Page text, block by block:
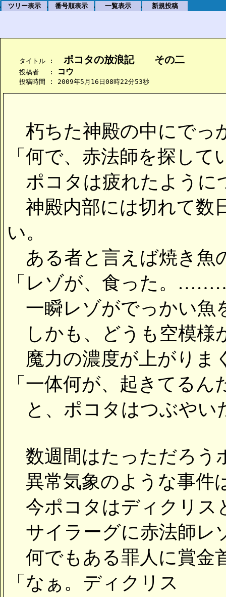
. ツリー表示 . 番号順表示 . 一覧表示 . 新規投稿
    タイトル :
ポコタの放浪記　　その二
    投稿者　 :
コウ
    投稿時間 : 2009年5月16日08時22分53秒
朽ちた神殿の中にでっ
「何で、赤法師を探し
ポコタは疲れたように
神殿内部には切れて数
い。
ある者と言えば焼き
「レゾが、食った。
一瞬レゾがでっかい魚
しかも、どうも空模様
魔力の濃度が上がりま
「一体何が、起きてるん
と、ポコタはつぶやい
数週間はたっただろう
異常気象のような事件
今ポコタはディクリス
サイラーグに赤法師レ
何でもある罪人に賞金
「なぁ。ディクリス